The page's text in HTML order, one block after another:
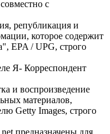
с
републикация и
которое содержит
EPA / UPG, строго
Я- Корреспондент
и воспроизведение
материалов,
Getty Images, строго
предназначены для